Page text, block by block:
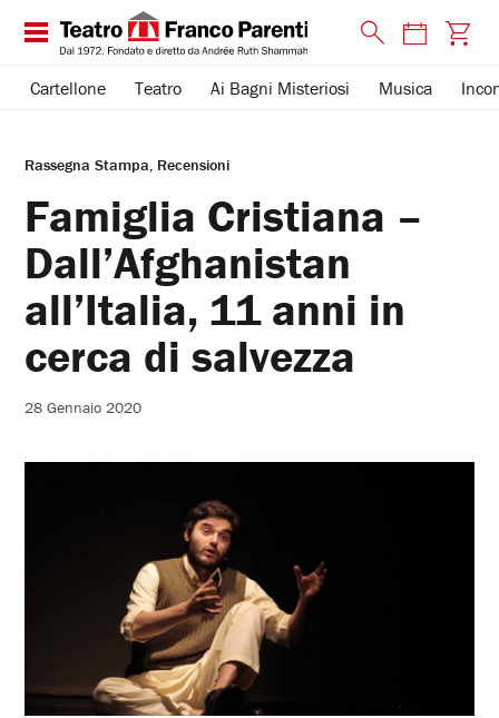
Cartellone Teatro Ai Bagni Misteriosi Musica
Rassegna Stampa Recensioni
Famiglia Cristiana –
Dall’Afghanistan
all’Italia, 11 anni in
cerca di salvezza
28 Gennaio 2020